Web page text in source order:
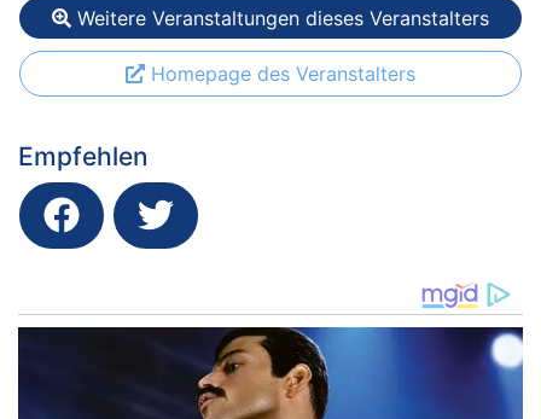
Weitere Veranstaltungen dieses Veranstalters
Homepage des Veranstalters
Empfehlen